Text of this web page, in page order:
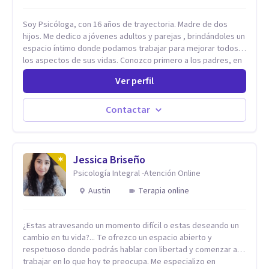
Soy Psicóloga, con 16 años de trayectoria. Madre de dos
hijos. Me dedico a jóvenes adultos y parejas , brindándoles un
espacio íntimo donde podamos trabajar para mejorar todos
los aspectos de sus vidas. Conozco primero a los padres, en
el caso de niños u adolescentes, para luego seguir la terapia
con sus hijos, apuntalándolos en su futuro personal,
universitario y profesional, siempre conteniendo
paralelamente a los padres y brindándoles un espacio de
seguridad. Hago terapia de pareja y adultos con método
Ver perfil
Contactar
Jessica Briseño
Psicología Integral -Atención Online
Austin
Terapia online
¿Estas atravesando un momento difícil o estas deseando un
cambio en tu vida?... Te ofrezco un espacio abierto y
respetuoso donde podrás hablar con libertad y comenzar a
trabajar en lo que hoy te preocupa. Me especializo en